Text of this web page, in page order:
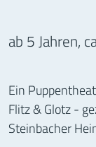
ab 5 Jahren,
Ein
Flitz & Glotz -
Steinbacher